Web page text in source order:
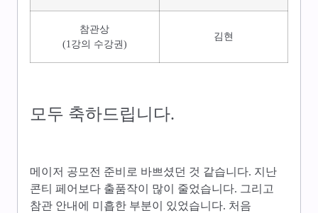
참관상
(1강의 수강권)
김현
모두 축하드립니다.
메이저 공모전 준비로 바쁘셨던 것 같습니다. 지난
콘티 페어보다 출품작이 많이 줄었습니다. 그리고
참관 안내에 미흡한 부분이 있었습니다. 처음